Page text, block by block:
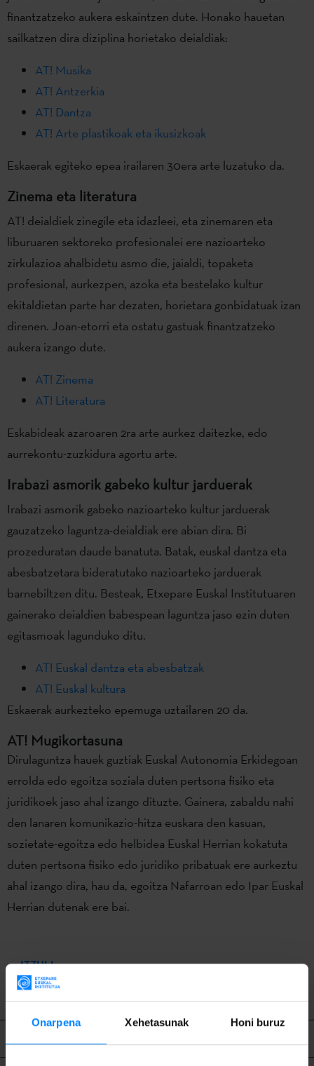
Onarpena Xehetasunak Honi buruz
finantzatzeko aukera eskaintzen dute. Honako hauetan
sailkatzen dira diziplina horietako deialdiak:
AT! Musika
AT! Antzerkia
AT! Dantza
AT! Arte plastikoak eta ikusizkoak
Eskaerak egiteko epea irailaren 30era arte luzatuko da.
Zinema eta literatura
AT! deialdiek zinegile eta idazleei, eta zinemaren eta
liburuaren sektoreko profesionalei ere nazioarteko
zirkulazioa ahalbidetu asmo die, jaialdi, topaketa
profesional, aurkezpen, azoka eta bestelako kultur
ekitaldietan parte har dezaten, horietara gonbidatuak izan
direnen. Joan-etorri eta ostatu gastuak finantzatzeko
aukera izango dute.
AT! Zinema
AT! Literatura
Eskabideak azaroaren 2ra arte aurkez daitezke, edo
aurrekontu-zuzkidura agortu arte.
Irabazi asmorik gabeko kultur jarduerak
Irabazi asmorik gabeko nazioarteko kultur jarduerak
gauzatzeko laguntza-deialdiak ere abian dira. Bi
prozeduratan daude banatuta. Batak, euskal dantza eta
abesbatzetara bideratutako nazioarteko jarduerak
barnebiltzen ditu. Besteak, Etxepare Euskal Institutuaren
gainerako deialdien babespean laguntza jaso ezin duten
egitasmoak lagunduko ditu.
AT! Euskal dantza eta abesbatzak
AT! Euskal kultura
Eskaerak aurkezteko epemuga uztailaren 20 da.
AT! Mugikortasuna
Dirulaguntza hauek guztiak Euskal Autonomia Erkidegoan
errolda edo egoitza soziala duten pertsona fisiko eta
juridikoek jaso ahal izango dituzte. Gainera, zabaldu nahi
den lanaren komunikazio-hitza euskara den kasuan,
sozietate-egoitza edo helbidea Euskal Herrian kokatuta
duten pertsona fisiko edo juridiko pribatuak ere aurkeztu
ahal izango dira, hau da, egoitza Nafarroan edo Ipar Euskal
Herrian dutenak ere bai.
ITZULI